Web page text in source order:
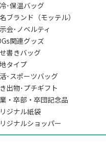
･保温バッグ
ブランド（モッテル）
会･ノベルティ
関連グッズ
書きバッグ
タイプ
･スポーツバッグ
出物･プチギフト
・卒部・卒団記念品
ジナル紙袋
ジナルショッパー